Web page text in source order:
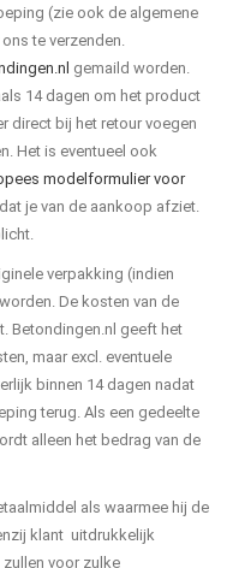
(zie ook de algemene
te verzenden.
gemaild worden.
14 dagen om het product
direct bij het retour voegen
Het is eventueel ook
modelformulier voor
je van de aankoop afziet.
verpakking (indien
De kosten van de
Betondingen.nl geeft het
maar excl. eventuele
binnen 14 dagen nadat
terug. Als een gedeelte
alleen het bedrag van de
als waarmee hij de
klant uitdrukkelijk
voor zulke